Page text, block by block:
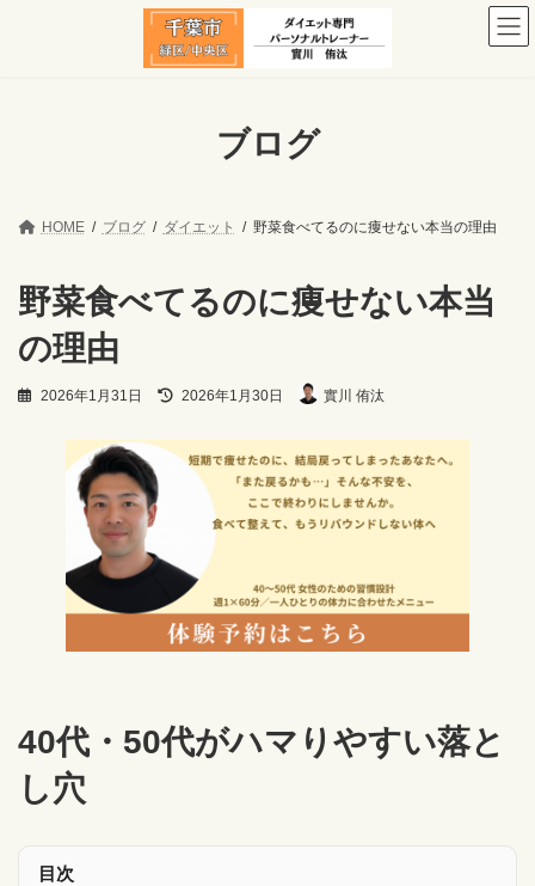
ブログ
HOME ブログ ダイエット 野菜食べてるのに痩せない本当の理由
野菜食べてるのに痩せない本当
の理由
2026年1月31日
最
日
2026年1月30日 實川 侑汰
40代・50代がハマりやすい落と
し穴
目次